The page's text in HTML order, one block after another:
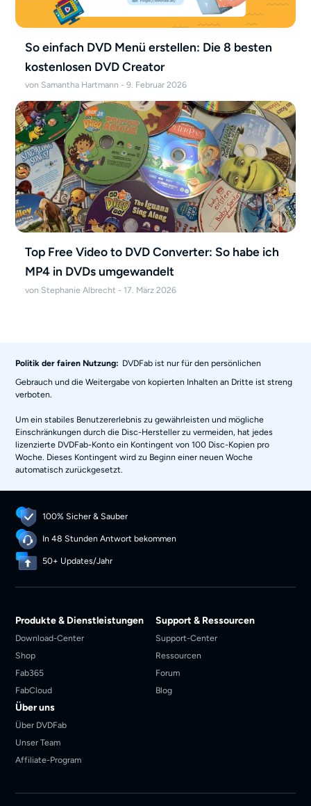
So einfach DVD Menü erstellen: Die 8 besten
kostenlosen DVD Creator
von Samantha Hartmann - 9. Februar 2026
Top Free Video to DVD Converter: So habe ich
MP4 in DVDs umgewandelt
von Stephanie Albrecht - 17. März 2026
Politik der fairen Nutzung: DVDFab ist nur für den persönlichen
Gebrauch und die Weitergabe von kopierten Inhalten an Dritte ist streng
verboten.
Um ein stabiles Benutzererlebnis zu gewährleisten und mögliche
Einschränkungen durch die Disc-Hersteller zu vermeiden, hat jedes
lizenzierte DVDFab-Konto ein Kontingent von 100 Disc-Kopien pro
Woche. Dieses Kontingent wird zu Beginn einer neuen Woche
automatisch zurückgesetzt.
100% Sicher & Sauber
In 48 Stunden Antwort bekommen
50+ Updates/Jahr
Produkte & Dienstleistungen
Download-Center
Shop
Fab365
FabCloud
Support & Ressourcen
Support-Center
Ressourcen
Forum
Blog
Über uns
Über DVDFab
Unser Team
Affiliate-Program